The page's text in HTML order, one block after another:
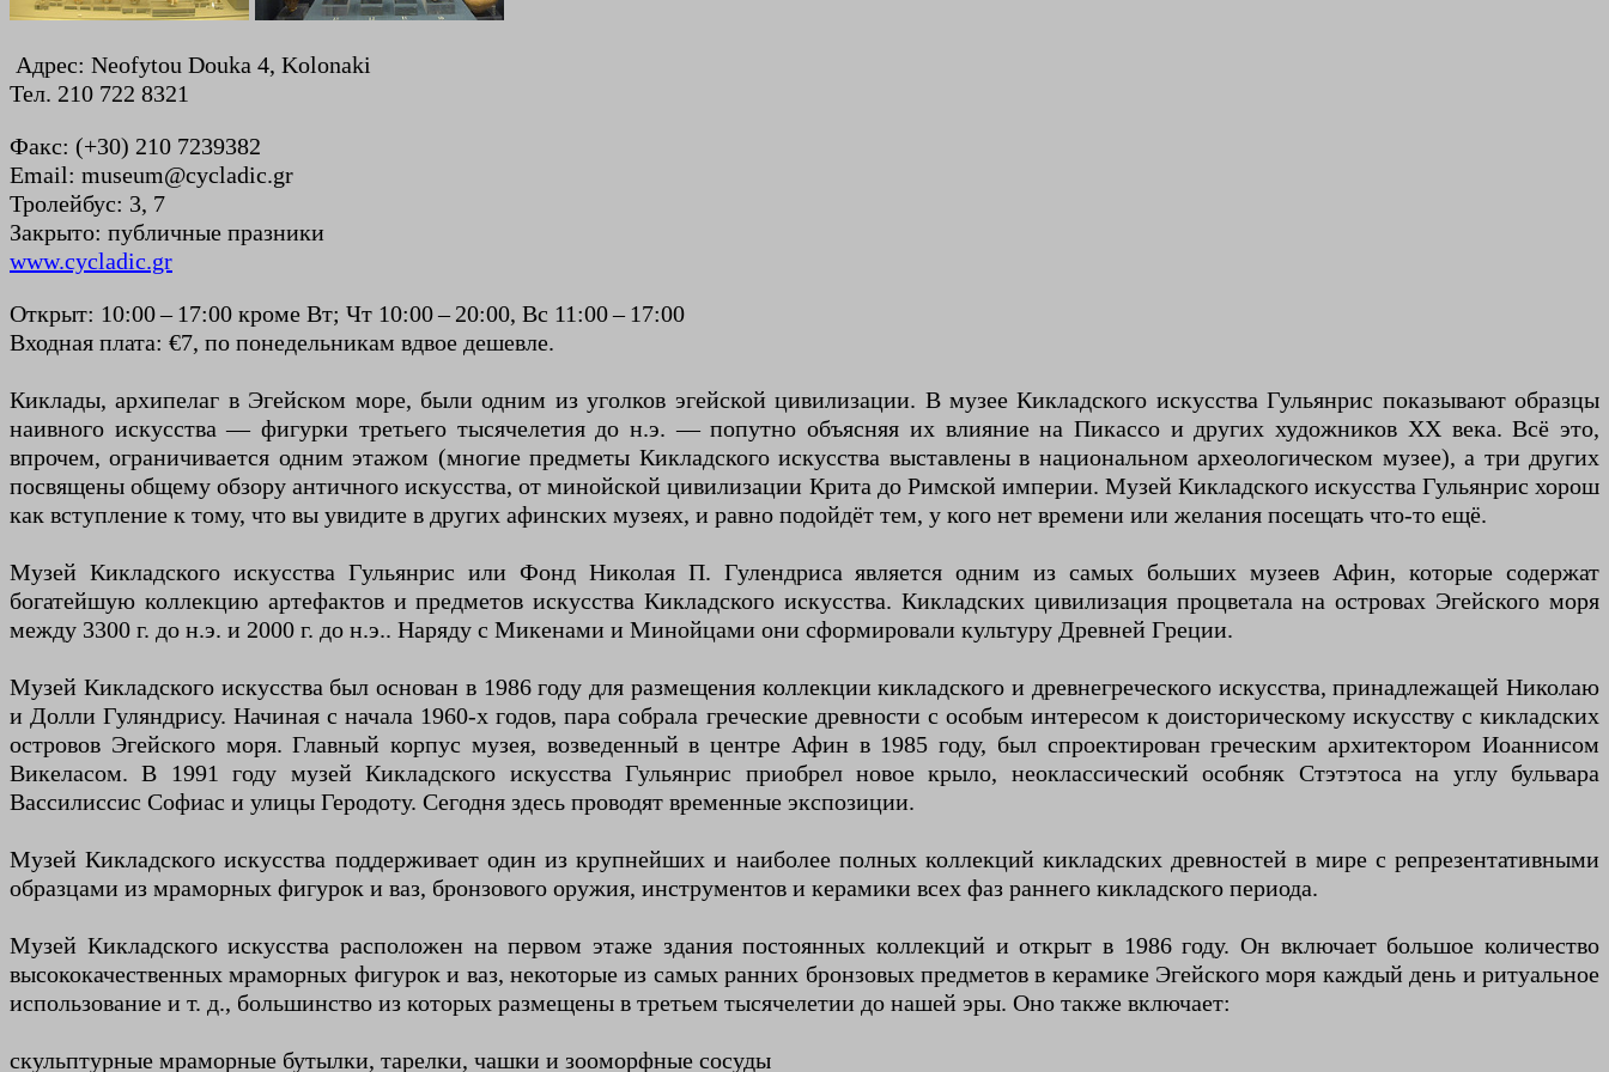
Адрес: Neofytou Douka 4, Kolonaki
Тел. 210 722 8321
Факс: (+30) 210 7239382
Email: museum@cycladic.gr
Тролейбус: 3, 7
Закрыто: публичные празники
www.cycladic.gr
Открыт: 10:00 – 17:00 кроме Вт; Чт 10:00 – 20:00, Вс 11:00 – 17:00
Входная плата: €7, по понедельникам вдвое дешевле.
Киклады, архипелаг в Эгейском море, были одним из уголков эгейской цивилизации. В музее Кикладского искусства Гульянрис показывают образцы
наивного искусства — фигурки третьего тысячелетия до н.э. — попутно объясняя их влияние на Пикассо и других художников XX века. Всё это,
впрочем, ограничивается одним этажом (многие предметы Кикладского искусства выставлены в национальном археологическом музее), а три других
посвящены общему обзору античного искусства, от минойской цивилизации Крита до Римской империи. Музей Кикладского искусства Гульянрис хорош
как вступление к тому, что вы увидите в других афинских музеях, и равно подойдёт тем, у кого нет времени или желания посещать что-то ещё.
Музей Кикладского искусства Гульянрис или Фонд Николая П. Гулендриса является одним из самых больших музеев Афин, которые содержат
богатейшую коллекцию артефактов и предметов искусства Кикладского искусства. Кикладских цивилизация процветала на островах Эгейского моря
между 3300 г. до н.э. и 2000 г. до н.э.. Наряду с Микенами и Минойцами они сформировали культуру Древней Греции.
Музей Кикладского искусства был основан в 1986 году для размещения коллекции кикладского и древнегреческого искусства, принадлежащей Николаю
и Долли Гуляндрису. Начиная с начала 1960-х годов, пара собрала греческие древности с особым интересом к доисторическому искусству с кикладских
островов Эгейского моря. Главный корпус музея, возведенный в центре Афин в 1985 году, был спроектирован греческим архитектором Иоаннисом
Викеласом. В 1991 году музей Кикладского искусства Гульянрис приобрел новое крыло, неоклассический особняк Стэтэтоса на углу бульвара
Вассилиссис Софиас и улицы Геродоту. Сегодня здесь проводят временные экспозиции.
Музей Кикладского искусства поддерживает один из крупнейших и наиболее полных коллекций кикладских древностей в мире с репрезентативными
образцами из мраморных фигурок и ваз, бронзового оружия, инструментов и керамики всех фаз раннего кикладского периода.
Музей Кикладского искусства расположен на первом этаже здания постоянных коллекций и открыт в 1986 году. Он включает большое количество
высококачественных мраморных фигурок и ваз, некоторые из самых ранних бронзовых предметов в керамике Эгейского моря каждый день и ритуальное
использование и т. д., большинство из которых размещены в третьем тысячелетии до нашей эры. Оно также включает:
скульптурные мраморные бутылки, тарелки, чашки и зооморфные сосуды